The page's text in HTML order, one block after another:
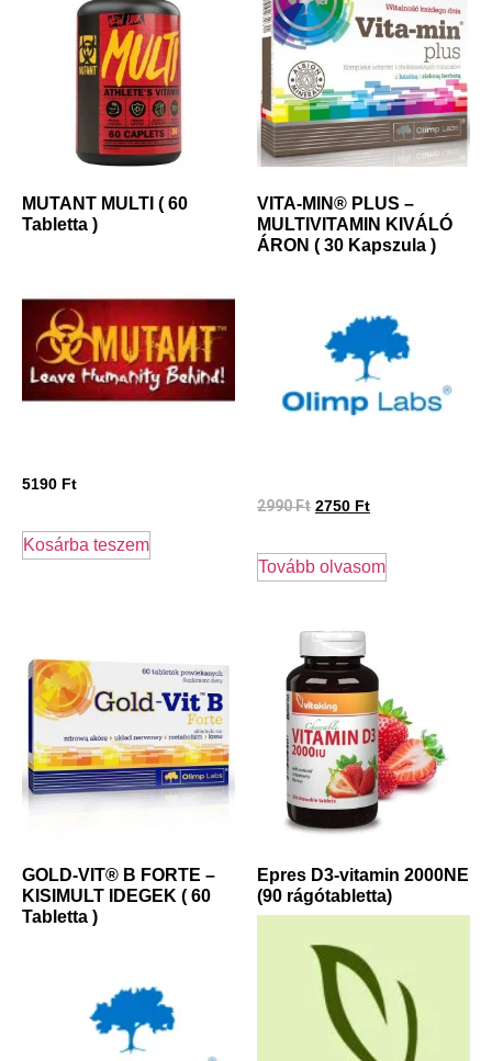
MUTANT MULTI ( 60
Tabletta )
5190 Ft
Kosárba teszem
VITA-MIN® PLUS –
MULTIVITAMIN KIVÁLÓ
ÁRON ( 30 Kapszula )
2990Ft 2750 Ft
Tovább olvasom
GOLD-VIT® B FORTE –
KISIMULT IDEGEK ( 60
Tabletta )
Epres D3-vitamin 2000NE
(90 rágótabletta)